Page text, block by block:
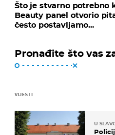
Što je stvarno potrebno
Beauty panel otvorio
često postavljamo...
Pronađite što vas
VIJESTI
U